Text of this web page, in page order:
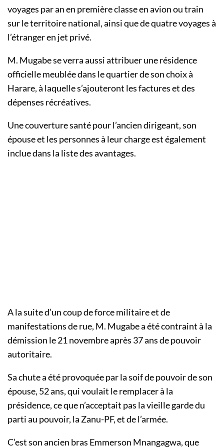
voyages par an en première classe en avion ou train
sur le territoire national, ainsi que de quatre voyages à
l’étranger en jet privé.
M. Mugabe se verra aussi attribuer une résidence
officielle meublée dans le quartier de son choix à
Harare, à laquelle s’ajouteront les factures et des
dépenses récréatives.
Une couverture santé pour l’ancien dirigeant, son
épouse et les personnes à leur charge est également
inclue dans la liste des avantages.
A la suite d’un coup de force militaire et de
manifestations de rue, M. Mugabe a été contraint à la
démission le 21 novembre après 37 ans de pouvoir
autoritaire.
Sa chute a été provoquée par la soif de pouvoir de son
épouse, 52 ans, qui voulait le remplacer à la
présidence, ce que n’acceptait pas la vieille garde du
parti au pouvoir, la Zanu-PF, et de l’armée.
C’est son ancien bras Emmerson Mnangagwa, que